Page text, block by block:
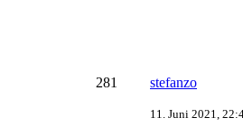
281 stefanzo
11. Juni 2021,